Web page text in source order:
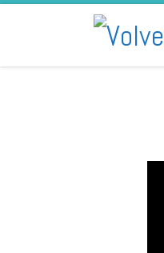
Skip to content